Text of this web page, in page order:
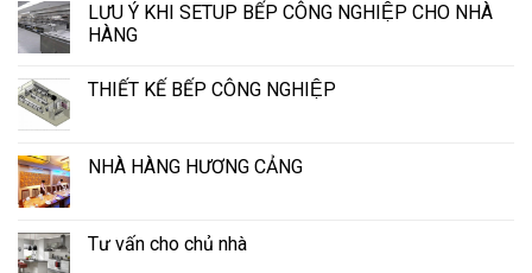
LƯU Ý KHI SETUP BẾP CÔNG NGHIỆP CHO NHÀ
HÀNG
THIẾT KẾ BẾP CÔNG NGHIỆP
NHÀ HÀNG HƯƠNG CẢNG
Tư vấn cho chủ nhà